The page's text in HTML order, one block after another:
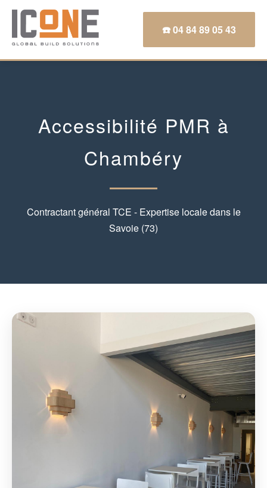
☎️ 04 84 89 05 43
Accessibilité PMR à
Chambéry
Contractant général TCE - Expertise locale dans le
Savoie (73)